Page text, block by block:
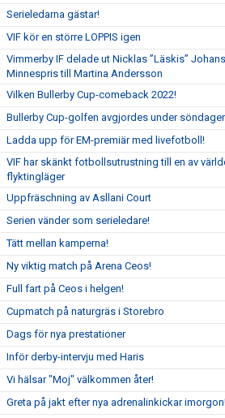
Serieledarna gästar!
VIF kör en större LOPPIS igen
Vimmerby IF delade ut Nicklas ”Läskis”
Minnespris till Martina Andersson
Vilken Bullerby Cup-comeback 2022!
Bullerby Cup-golfen avgjordes under
Ladda upp för EM-premiär med livefotboll!
VIF har skänkt fotbollsutrustning till en av
flyktingläger
Uppfräschning av Asllani Court
Serien vänder som serieledare!
Tätt mellan kamperna!
Ny viktig match på Arena Ceos!
Full fart på Ceos i helgen!
Cupmatch på naturgräs i Storebro
Dags för nya prestationer
Inför derby-intervju med Haris
Vi hälsar "Moj" välkommen åter!
Greta på jakt efter nya adrenalinkickar